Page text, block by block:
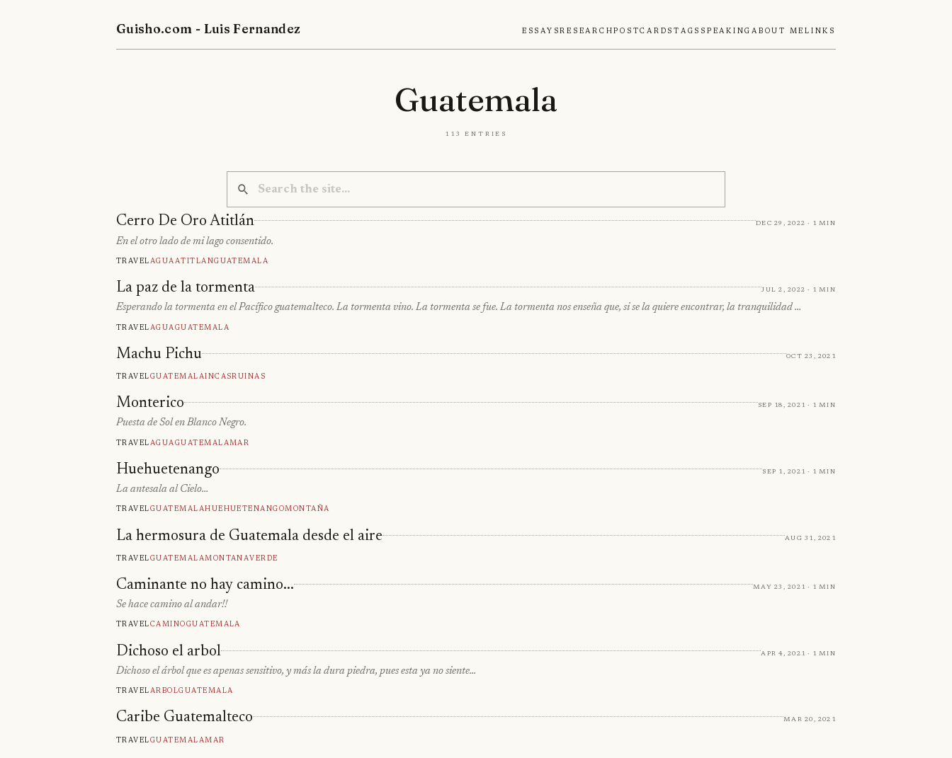
Guisho.com - Luis Fernandez EssaysResearchPostcardsTags SpeakingAbout MeLinks
Guatemala
113 entries
Cerro De Oro Atitlán Dec 29, 2022 · 1 min
En el otro lado de mi lago consentido.
TravelAguaAtitlanGuatemala
La paz de la tormenta Jul 2, 2022 · 1 min
Esperando la tormenta en el Pacífico guatemalteco. La tormenta vino. La tormenta se fue. La tormenta nos enseña que, si se la quiere encontrar, la tranquilidad …
TravelAguaGuatemala
Machu Pichu Oct 23, 2021
TravelGuatemalaIncasRuinas
Monterico Sep 18, 2021 · 1 min
Puesta de Sol en Blanco Negro.
TravelAguaGuatemalaMar
Huehuetenango Sep 1, 2021 · 1 min
La antesala al Cielo…
TravelGuatemalaHuehuetenangoMontaña
La hermosura de Guatemala desde el aire Aug 31, 2021
TravelGuatemalaMontanaVerde
Caminante no hay camino... May 23, 2021 · 1 min
Se hace camino al andar!!
TravelCaminoGuatemala
Dichoso el arbol Apr 4, 2021 · 1 min
Dichoso el árbol que es apenas sensitivo, y más la dura piedra, pues esta ya no siente…
TravelArbolGuatemala
Caribe Guatemalteco Mar 20, 2021
TravelGuatemalaMar